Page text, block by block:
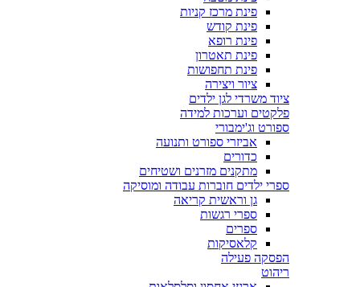
פינת מרכז קניות
פינת קודש
פינת רופא
פינת תאטרון
פינת תחפושות
ציור ויצירה
ציוד משרדי לגן ילדים
פלקטים וערכות למידה
ספורט וג'ימבורי
אביזרי ספורט ותנועה
כדורים
מתקנים מזרנים ושטיחים
ספרי ילדים חוברות עבודה ומוסיקה
גן וראשית קריאה
ספרי רגשות
ספרים
קלאסיקות
הפסקה פעילה
ריהוט